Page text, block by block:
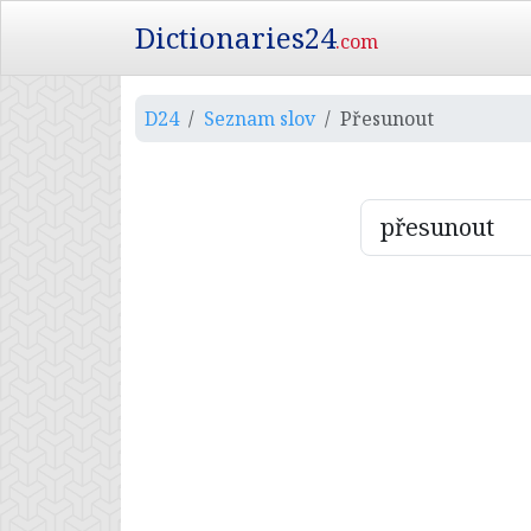
Dictionaries24.com
D24 Seznam slov Přesunout